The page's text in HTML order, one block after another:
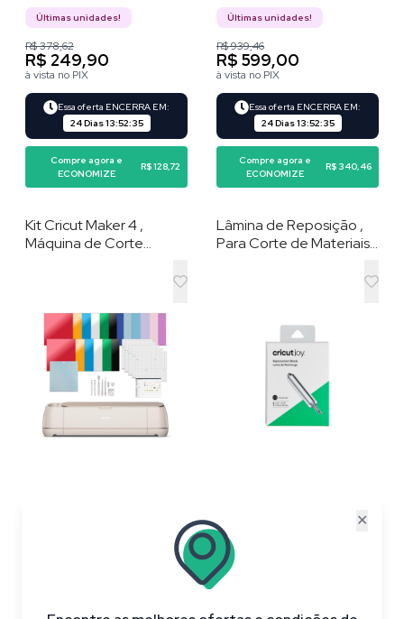
✕
Últimas unidades!
R$ 378,62
R$ 249,90
à vista no PIX
Essa oferta ENCERRA EM:
24 Dias13:52:35
Compre agora e
ECONOMIZE
R$ 128,72
Últimas unidades!
R$ 939,46
R$ 599,00
à vista no PIX
Essa oferta ENCERRA EM:
24 Dias13:52:35
Compre agora e
ECONOMIZE
R$ 340,46
Kit Cricut Maker 4 ,
Máquina de Corte
Lâmina de Reposição ,
Para Corte de Materiais
Indisponível
Aplicador de Materiais